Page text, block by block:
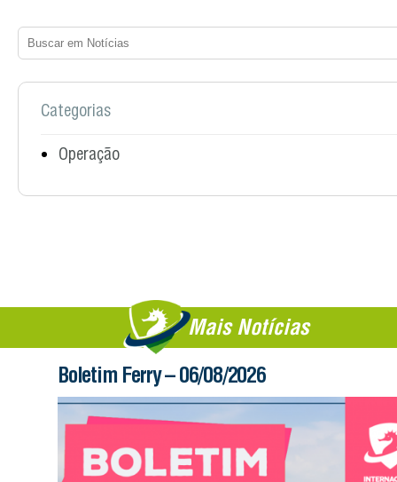
Categorias
Operação
Mais Notícias
Boletim Ferry – 06/08/2026